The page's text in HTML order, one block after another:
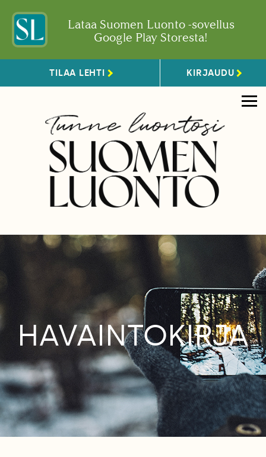
Lataa Suomen Luonto -sovellus
Google Play Storesta!
TILAA LEHTI KIRJAUDU
HAVAINTOKIRJA